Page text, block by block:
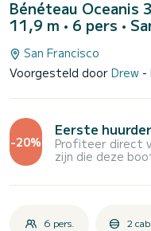
Bénéteau Oceanis
11,9 m • 6 pers •
San Francisco
Voorgesteld door Drew -
-20%
Eerste
Profiteer direct
zijn die deze
6 pers. 2